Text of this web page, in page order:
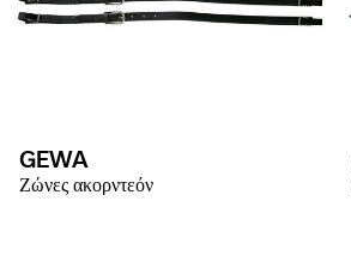
GEWA
Ζώνες ακορντεόν